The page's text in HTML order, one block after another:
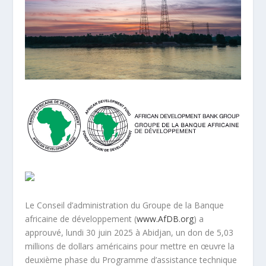
Le Conseil d’administration du Groupe de la Banque
africaine de développement (www.AfDB.org) a
approuvé, lundi 30 juin 2025 à Abidjan, un don de 5,03
millions de dollars américains pour mettre en œuvre la
deuxième phase du Programme d’assistance technique